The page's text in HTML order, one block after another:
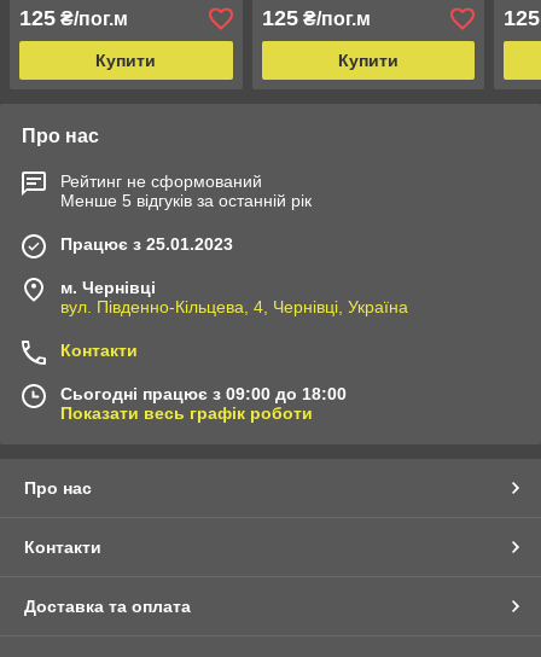
125 ₴/пог.м
Купити
125₴/пог.м
Купити
125
Про нас
Рейтинг не сформований
Менше 5 відгуків за останній рік
Працює з 25.01.2023
м. Чернівці
вул. Південно-Кільцева, 4, Чернівці, Україна
Контакти
Сьогодні працює з 09:00 до 18:00
Показати весь графік роботи
Про нас
Контакти
Доставка та оплата